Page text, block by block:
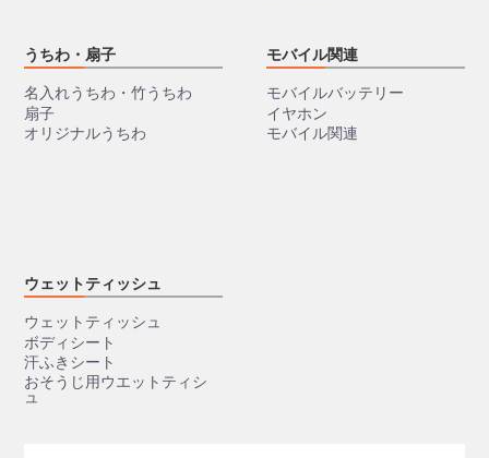
うちわ・扇子
名入れうちわ・竹うちわ
扇子
オリジナルうちわ
ウェットティッシュ
ウェットティッシュ
ボディシート
汗ふきシート
おそうじ用ウエットティシ
ュ
モバイル関連
モバイルバッテリー
イヤホン
モバイル関連